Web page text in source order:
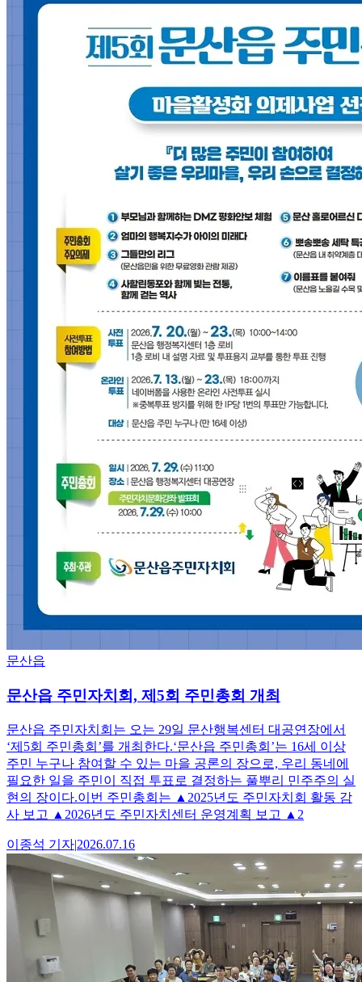
문산읍
문산읍 주민자치회, 제5회 주민총회 개최
문산읍 주민자치회는 오는 29일 문산행복센터 대공연장에서
‘제5회 주민총회’를 개최한다.‘문산읍 주민총회’는 16세 이상
주민 누구나 참여할 수 있는 마을 공론의 장으로, 우리 동네에
필요한 일을 주민이 직접 투표로 결정하는 풀뿌리 민주주의 실
현의 장이다.이번 주민총회는 ▲2025년도 주민자치회 활동 감
사 보고 ▲2026년도 주민자치센터 운영계획 보고 ▲2
이종석 기자|2026.07.16